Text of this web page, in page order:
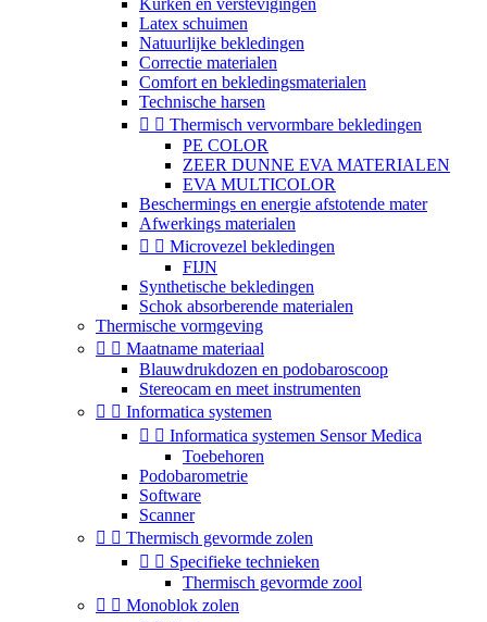
Kurken en verstevigingen
Latex schuimen
Natuurlijke bekledingen
Correctie materialen
Comfort en bekledingsmaterialen
Technische harsen
  Thermisch vervormbare bekledingen
PE COLOR
ZEER DUNNE EVA MATERIALEN
EVA MULTICOLOR
Beschermings en energie afstotende mater
Afwerkings materialen
  Microvezel bekledingen
FIJN
Synthetische bekledingen
Schok absorberende materialen
Thermische vormgeving
  Maatname materiaal
Blauwdrukdozen en podobaroscoop
Stereocam en meet instrumenten
  Informatica systemen
  Informatica systemen Sensor Medica
Toebehoren
Podobarometrie
Software
Scanner
  Thermisch gevormde zolen
  Specifieke technieken
Thermisch gevormde zool
  Monoblok zolen